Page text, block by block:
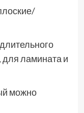
для ламината и
можно